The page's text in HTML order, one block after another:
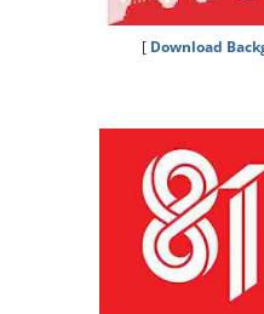
[ Download